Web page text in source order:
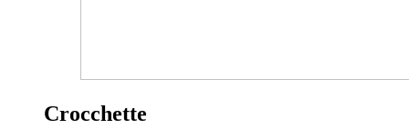
Crocchette